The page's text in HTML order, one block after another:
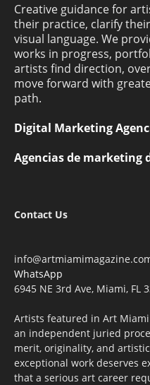
Creative guidance for
their practice, clarify
visual language. We
works in progress,
artists find direction,
move forward with
path.
Digital Marketing
Agencias de
Contact Us
WhatsApp
6945 NE 3rd Ave, Miami, FL
Artists featured in Art
an independent juried
merit, originality, and
exceptional work deserves
that a serious art career